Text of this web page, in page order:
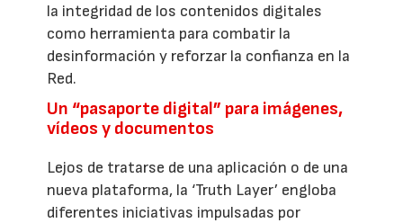
la integridad de los contenidos digitales
como herramienta para combatir la
desinformación y reforzar la confianza en la
Red.
Un “pasaporte digital” para imágenes,
vídeos y documentos
Lejos de tratarse de una aplicación o de una
nueva plataforma, la ‘Truth Layer’ engloba
diferentes iniciativas impulsadas por